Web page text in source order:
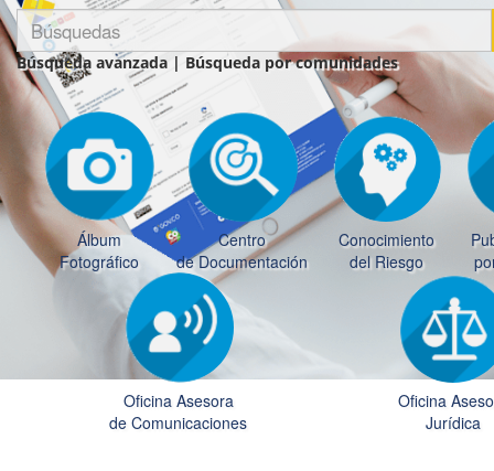
Búsqueda avanzada | Búsqueda por comunidades
Álbum
Fotográfico
Centro
de Documentación
Conocimiento
del Riesgo
Oficina Asesora
de Comunicaciones
Oficina
Jurídica